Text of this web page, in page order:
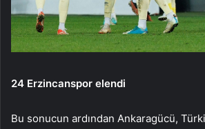
24 Erzincanspor elendi
Bu sonucun ardından Ankaragücü,